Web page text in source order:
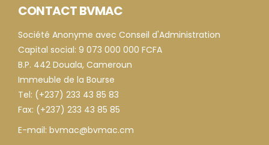
CONTACT BVMAC
Société Anonyme avec Conseil d'Administration
Capital social: 9 073 000 000 FCFA
B.P. 442 Douala, Cameroun
Immeuble de la Bourse
Tel: (+237) 233 43 85 83
Fax: (+237) 233 43 85 85
E-mail: bvmac@bvmac.cm